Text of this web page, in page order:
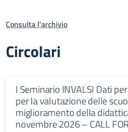
Consulta l'archivio
Circolari
I Seminario INVALSI Dati
per la valutazione delle
miglioramento della
novembre 2026 – CALL